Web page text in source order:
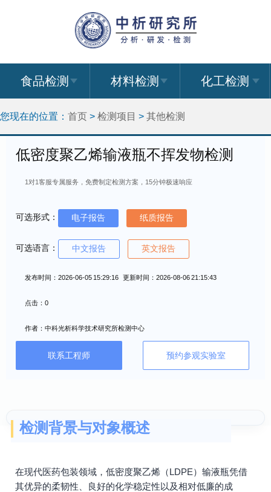
食品检测 材料检测 化工检测
您现在的位置： 首页 > 检测项目 > 其他检测
低密度聚乙烯输液瓶不挥发物检测
1对1客服专属服务，免费制定检测方案，15分钟极速响应
可选形式： 电子报告 纸质报告
可选语言： 中文报告 英文报告
发布时间：2026-06-05 15:29:16 更新时间：2026-08-06 21:15:43
点击：0
作者：中科光析科学技术研究所检测中心
联系工程师 预约参观实验室
检测背景与对象概述
在现代医药包装领域，低密度聚乙烯（LDPE）输液瓶凭借
其优异的柔韧性、良好的化学稳定性以及相对低廉的成